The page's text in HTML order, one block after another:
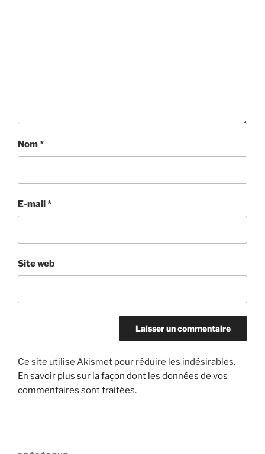
Nom*
E-mail*
Site web
Ce site utilise Akismet pour réduire les indésirables.
En savoir plus sur la façon dont les données de vos
commentaires sont traitées.